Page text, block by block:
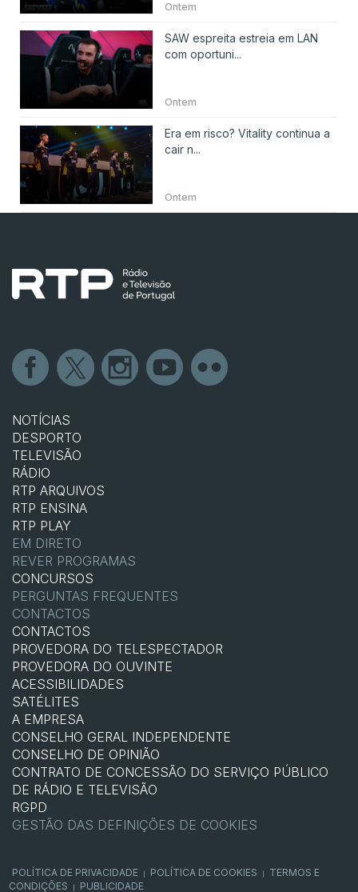
Ontem
SAW espreita estreia em LAN
com oportuni...
Ontem
Era em risco? Vitality continua a
cair n...
Ontem
NOTÍCIAS
DESPORTO
TELEVISÃO
RÁDIO
RTP ARQUIVOS
RTP ENSINA
RTP PLAY
EM DIRETO
REVER PROGRAMAS
CONCURSOS
PERGUNTAS FREQUENTES
CONTACTOS
CONTACTOS
PROVEDORA DO TELESPECTADOR
PROVEDORA DO OUVINTE
ACESSIBILIDADES
SATÉLITES
A EMPRESA
CONSELHO GERAL INDEPENDENTE
CONSELHO DE OPINIÃO
CONTRATO DE CONCESSÃO DO SERVIÇO PÚBLICO
DE RÁDIO E TELEVISÃO
RGPD
GESTÃO DAS DEFINIÇÕES DE COOKIES
POLÍTICA DE PRIVACIDADE POLÍTICA DE COOKIES
TERMOS E
CONDIÇÕES
PUBLICIDADE